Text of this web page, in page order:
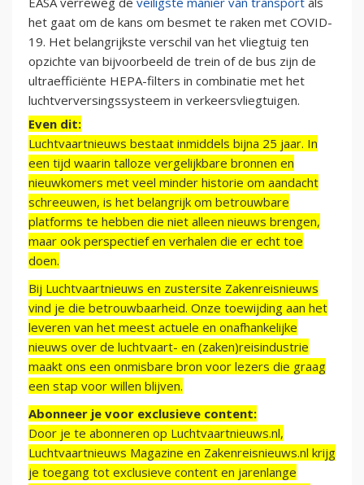
het gaat om de kans om besmet te raken met COVID-
19. Het belangrijkste verschil van het vliegtuig ten
opzichte van bijvoorbeeld de trein of de bus zijn de
ultraefficiënte HEPA-filters in combinatie met het
luchtverversingssysteem in verkeersvliegtuigen.
Even dit:
Luchtvaartnieuws bestaat inmiddels bijna 25 jaar. In
een tijd waarin talloze vergelijkbare bronnen en
nieuwkomers met veel minder historie om aandacht
schreeuwen, is het belangrijk om betrouwbare
platforms te hebben die niet alleen nieuws brengen,
maar ook perspectief en verhalen die er echt toe
doen.
Bij Luchtvaartnieuws en zustersite Zakenreisnieuws
vind je die betrouwbaarheid. Onze toewijding aan het
leveren van het meest actuele en onafhankelijke
nieuws over de luchtvaart- en (zaken)reisindustrie
maakt ons een onmisbare bron voor lezers die graag
een stap voor willen blijven.
Abonneer je voor exclusieve content:
Door je te abonneren op Luchtvaartnieuws.nl,
Luchtvaartnieuws Magazine en Zakenreisnieuws.nl krijg
je toegang tot exclusieve content en jarenlange